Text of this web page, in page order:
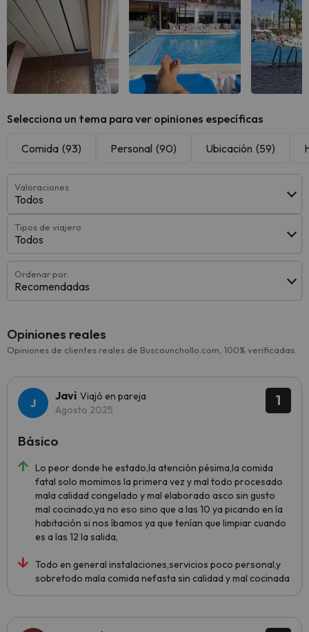
Selecciona un tema para ver opiniones específicas
Comida (93) Personal (90) Ubicación (59)
Valoraciones
Todos
Tipos de viajero
Todos
Ordenar por:
Recomendadas
Opiniones reales
Opiniones de clientes reales de Buscounchollo.com, 100% verificadas.
1
Javi Viajó en pareja
Agosto 2025
Lo peor donde he estado,la atención pésima,la comida
fatal solo momimos la primera vez y mal todo procesado
mala calidad congelado y mal elaborado asco sin gusto
mal cocinado,ya no eso sino que a las 10 ya picando en la
habitación si nos íbamos ya que tenían que limpiar cuando
es a las 12 la salida,
Todo en general instalaciones,servicios poco personal,y
sobretodo mala comida nefasta sin calidad y mal cocinada
Básico